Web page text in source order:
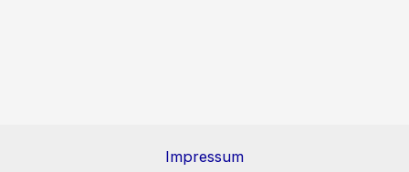
Impressum